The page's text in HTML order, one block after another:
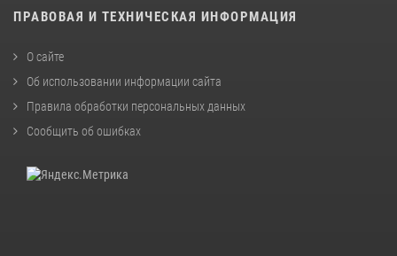
ПРАВОВАЯ И ТЕХНИЧЕСКАЯ ИНФОРМАЦИЯ
О сайте
Об использовании информации сайта
Правила обработки персональных данных
Сообщить об ошибках